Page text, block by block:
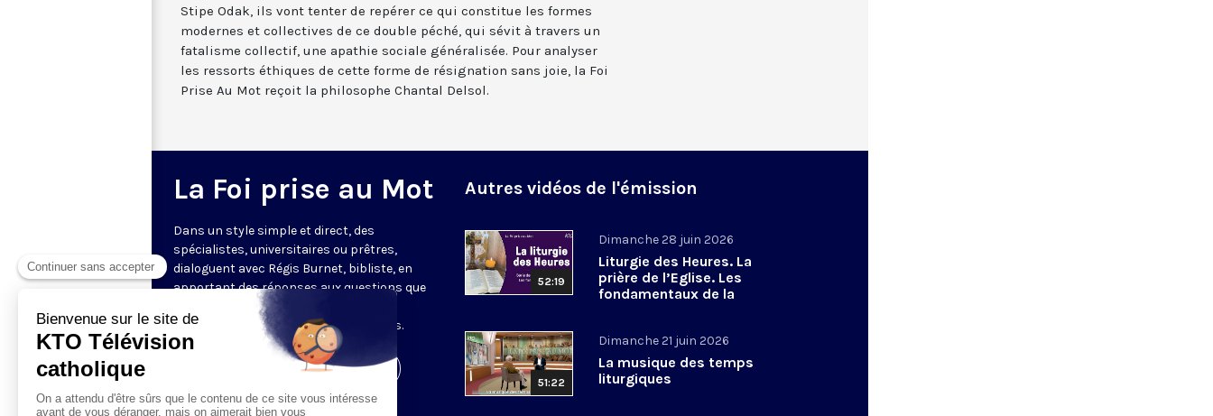
Stipe Odak, ils vont tenter de repérer ce qui constitue les formes
modernes et collectives de ce double péché, qui sévit à travers un
fatalisme collectif, une apathie sociale généralisée. Pour analyser
les ressorts éthiques de cette forme de résignation sans joie, la Foi
Prise Au Mot reçoit la philosophe Chantal Delsol.
La Foi prise au Mot
Dans un style simple et direct, des
spécialistes, universitaires ou prêtres,
dialoguent avec Régis Burnet, bibliste, en
apportant des réponses aux questions que
nous pouvons nous poser sur la foi, la
liturgie, de grandes figures chrétiennes.
Visiter la page de l'émission
Autres vidéos de l'émission
52:19
Dimanche 28 juin 2026
Liturgie des Heures. La
prière de l’Eglise. Les
fondamentaux de la
51:22
Dimanche 21 juin 2026
La musique des temps
liturgiques